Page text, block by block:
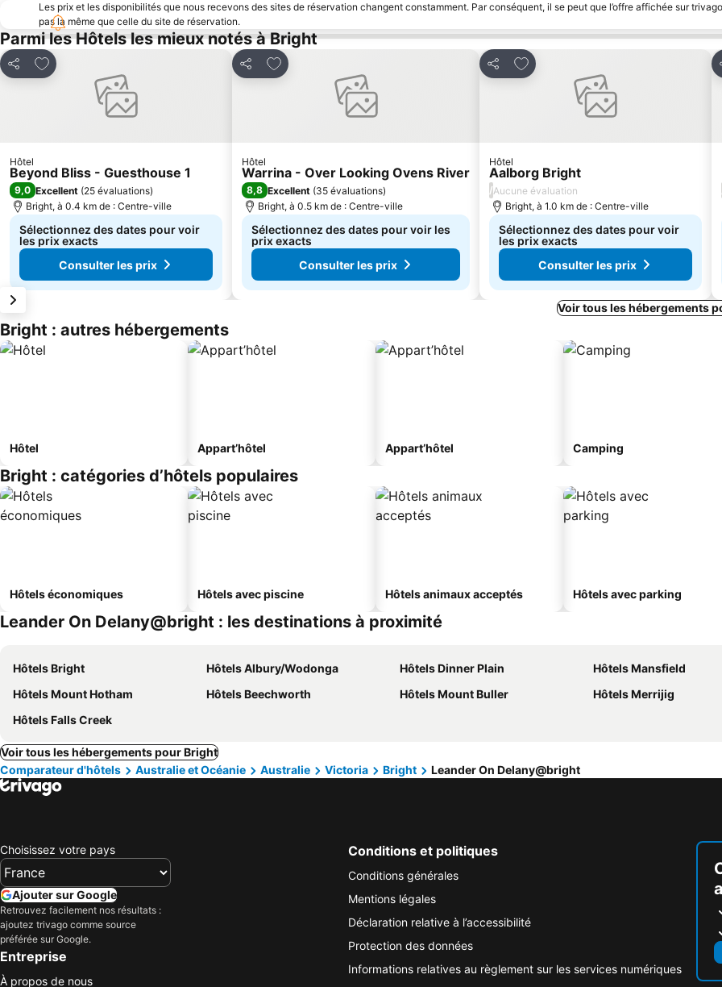
Les prix et les disponibilités que nous recevons des sites de réservation changent constamment. Par conséquent, il se peut que l’offre affichée sur
pas la même que celle du site de réservation.
Parmi les Hôtels les mieux notés à Bright
Partager
Ajouter à mes favoris
Hôtel
Beyond Bliss - Guesthouse 1
9,0 Excellent (25 évaluations)
Bright, à 0.4 km de : Centre-ville
Sélectionnez des dates pour voir
les prix exacts
Consulter les prix
Partager
Ajouter à mes favoris
Hôtel
Warrina - Over Looking Ovens River
8,8 Excellent (35 évaluations)
Bright, à 0.5 km de : Centre-ville
Sélectionnez des dates pour voir les
prix exacts
Consulter les prix
Partager
Ajouter à mes favoris
Hôtel
Aalborg Bright
/Aucune évaluation
Bright, à 1.0 km de : Centre-ville
Sélectionnez des dates pour voir
les prix exacts
Consulter les prix
Voir tous les hébergements
Bright : autres hébergements
Hôtel Appart’hôtel Appart’hôtel Camping
Bright : catégories d’hôtels populaires
Hôtels économiques Hôtels avec piscine Hôtels animaux acceptés Hôtels avec parking
Leander On Delany@bright : les destinations à proximité
Hôtels Bright Hôtels Albury/Wodonga Hôtels Dinner Plain
Hôtels Mansfield
Hôtels Mount Hotham
Hôtels Beechworth Hôtels Mount Buller
Hôtels Merrijig
Hôtels Falls Creek
Voir tous les hébergements pour Bright
Comparateur d'hôtels
Australie et Océanie Australie Victoria Bright Leander On Delany@bright
Choisissez votre pays
Ajouter sur Google
Retrouvez facilement nos résultats :
ajoutez trivago comme source
préférée sur Google.
Entreprise
À propos de nous
Conditions et politiques
Conditions générales
Mentions légales
Déclaration relative à l’accessibilité
Protection des données
Informations relatives au règlement sur les services numériques